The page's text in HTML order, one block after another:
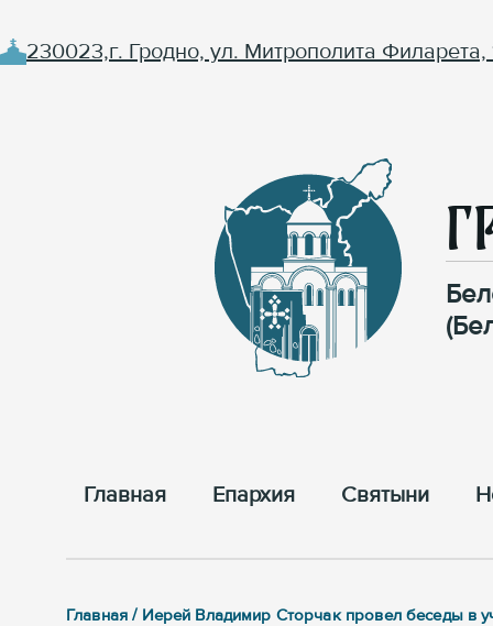
230023,г. Гродно, ул. Митрополита Филарета,
Главная Епархия Cвятыни
Главная / Иерей Владимир Сторчак провел беседы в